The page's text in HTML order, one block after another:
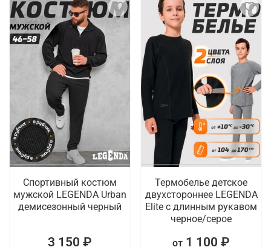
Спортивный костюм
мужской LEGENDA Urban
демисезонный черный
3 150 ₽
Термобелье детское
двухстороннее LEGENDA
Elite с длинным рукавом
черное/серое
от 1 100 ₽